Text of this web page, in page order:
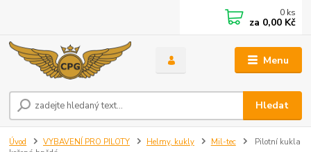
Menu
Hledat
0 ks
za 0,00 Kč
Úvod VYBAVENÍ PRO PILOTY Helmy, kukly Mil-tec
Pilotní kukla